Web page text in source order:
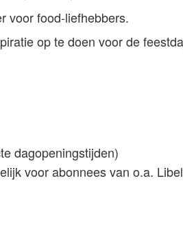
voor food-liefhebbers.
op te doen voor de
dagopeningstijden)
voor abonnees van o.a.